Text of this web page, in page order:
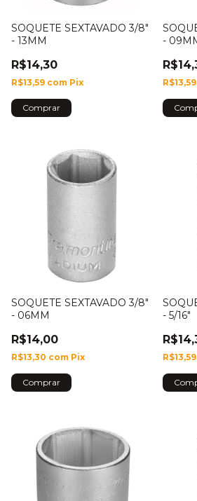
SOQUETE SEXTAVADO 3/8"
- 13MM
R$14,30
R$13,59 com Pix
-
R$13,59
SOQUETE SEXTAVADO 3/8"
- 06MM
R$14,00
R$13,30 com Pix
- 5/16"
R$13,59